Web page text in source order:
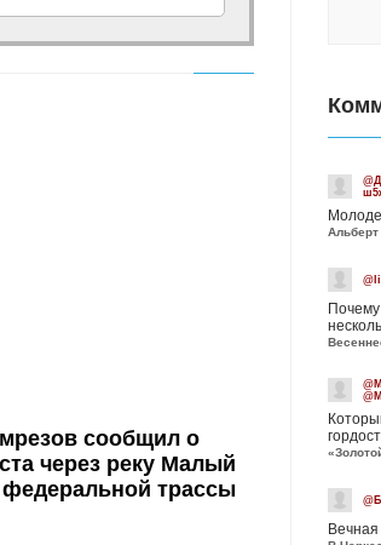
сообщил о
через реку Малый
трассы